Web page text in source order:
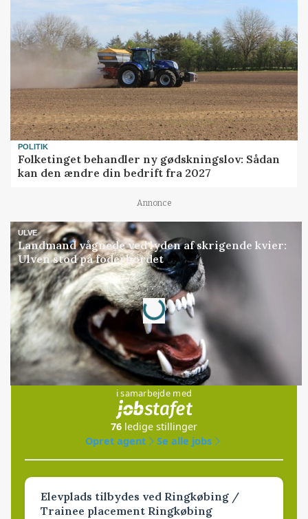
POLITIK
Folketinget behandler ny gødskningslov: Sådan
kan den ændre din bedrift fra 2027
Annonce
ULVE
Landmand vågnede ved lyden af skrigende kvier:
Ulven stod på foderbordet
Annonce
Loading...
Jobs
i samarbejde med
76 ledige stillinger
Opret agent
Se alle jobs
Elevplads tilbydes ved Ringkøbing /
Trainee placement Ringkøbing